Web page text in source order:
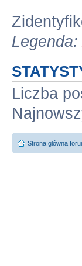
Legenda:
Liczba
Strona główna